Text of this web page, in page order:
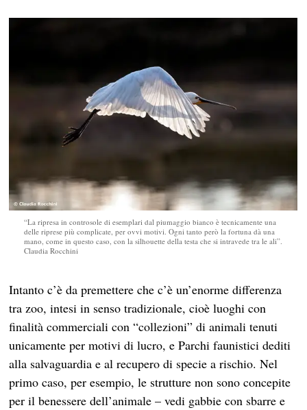
“La ripresa in controsole di esemplari dal piumaggio bianco è tecnicamente una
delle riprese più complicate, per ovvi motivi. Ogni tanto però la fortuna dà una
mano, come in questo caso, con la silhouette della testa che si intravede tra le ali”.
Claudia Rocchini
Intanto c’è da premettere che c’è un’enorme differenza
tra zoo, intesi in senso tradizionale, cioè luoghi con
finalità commerciali con “collezioni” di animali tenuti
unicamente per motivi di lucro, e Parchi faunistici dediti
alla salvaguardia e al recupero di specie a rischio. Nel
primo caso, per esempio, le strutture non sono concepite
per il benessere dell’animale – vedi gabbie con sbarre e